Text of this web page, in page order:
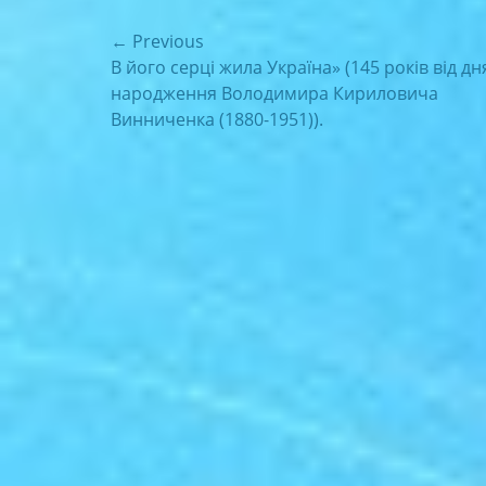
Навігація
записів
← Previous
Previous
post:
В його серці жила Україна» (145 років від
народження Володимира Кириловича
Винниченка (1880-1951)).